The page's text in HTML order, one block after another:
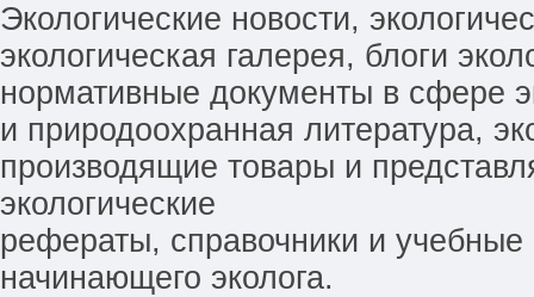
Экологические новости,
экологическая галерея, блоги
нормативные документы в сфере
и природоохранная литература,
производящие товары и
экологические
рефераты, справочники и
начинающего эколога.